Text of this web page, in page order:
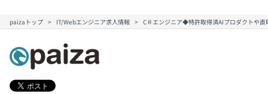
paizaトップ IT/Webエンジニア求人情報 C＃エンジニア◆特許取得済AIプロダクトや